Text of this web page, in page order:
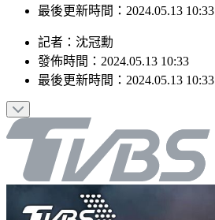
最後更新時間：2024.05.13 10:33
記者 ： 沈冠勳
發佈時間： 2024.05.13 10:33
最後更新時間： 2024.05.13 10:33